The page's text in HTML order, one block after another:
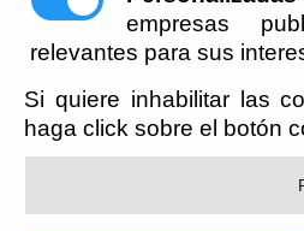
empresas
relevantes para sus
Si quiere inhabilitar las
haga click sobre el botón
2026
de Gérgal
y Edictos